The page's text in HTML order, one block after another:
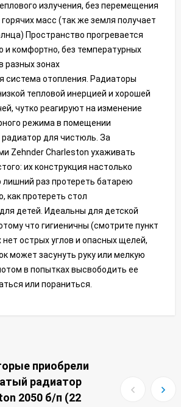
излучения, без перемещения
масс (так же земля получает
Пространство прогревается
и комфортно, без температурных
разных зонах
система отопления. Радиаторы
тепловой инерцией и хорошей
чутко реагируют на изменение
режима в помещении
для чистюль. За
Zehnder Charleston ухаживать
их конструкция настолько
лишний раз протереть батарею
как протереть стол
детей. Идеальны для детской
что гигиеничны (смотрите пункт
острых углов и опасных щелей,
может засунуть руку или мелкую
в попытках высвободить ее
или пораниться.
приобрели
радиатор
2050 б/п (22